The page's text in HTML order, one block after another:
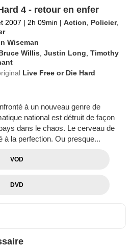
4 - retour en enfer
2007 | 2h 09min | Action Policier,
Wiseman
Willis ,Justin Long ,Timothy
Live Free or Die Hard
à un nouveau genre de
national est détruit de façon
dans le chaos. Le cerveau de
à la perfection. Ou presque...
VOD
DVD